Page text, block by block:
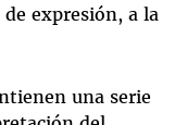
expresión, a la
una serie